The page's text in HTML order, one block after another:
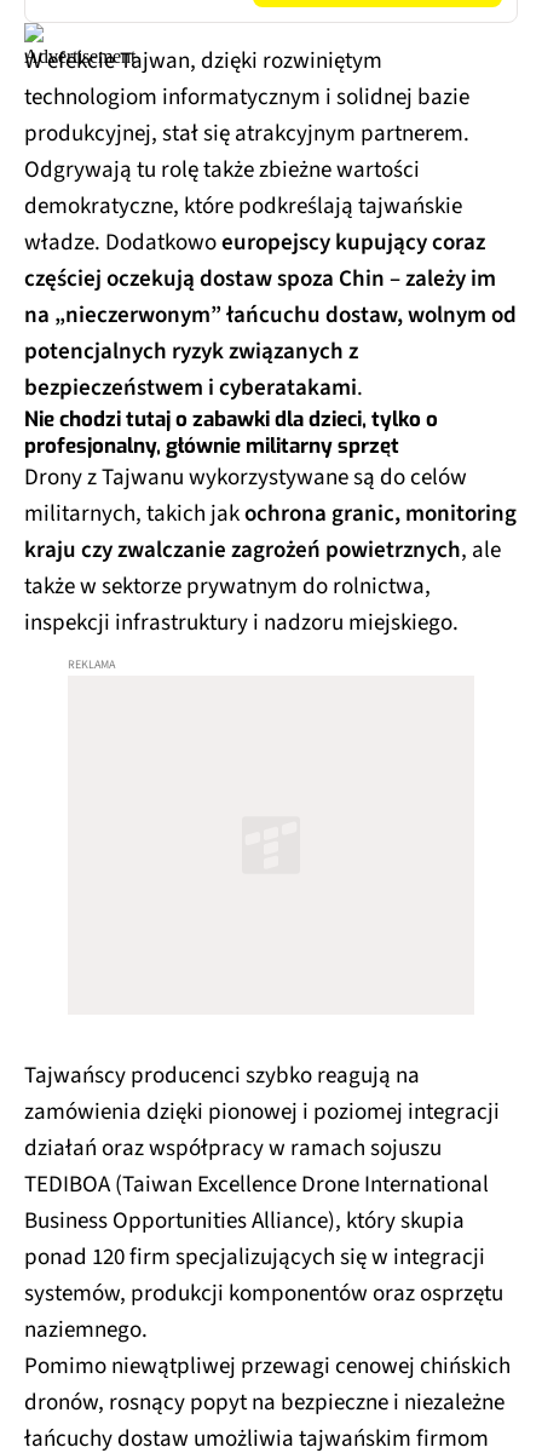
W efekcie Tajwan, dzięki rozwiniętym
technologiom informatycznym i solidnej bazie
produkcyjnej, stał się atrakcyjnym partnerem.
Odgrywają tu rolę także zbieżne wartości
demokratyczne, które podkreślają tajwańskie
władze. Dodatkowoeuropejscy kupujący coraz
częściej oczekują dostaw spoza Chin – zależy im
na „nieczerwonym” łańcuchu dostaw, wolnym od
potencjalnych ryzyk związanych z
bezpieczeństwem i cyberatakami.
Nie chodzi tutaj o zabawki dla dzieci, tylko o
profesjonalny, głównie militarny sprzęt
Drony z Tajwanu wykorzystywane są do celów
militarnych, takich jakochrona granic, monitoring
kraju czy zwalczanie zagrożeń powietrznych, ale
także w sektorze prywatnym do rolnictwa,
inspekcji infrastruktury i nadzoru miejskiego.
Tajwańscy producenci szybko reagują na
zamówienia dzięki pionowej i poziomej integracji
działań oraz współpracy w ramach sojuszu
TEDIBOA (Taiwan Excellence Drone International
Business Opportunities Alliance), który skupia
ponad 120 firm specjalizujących się w integracji
systemów, produkcji komponentów oraz osprzętu
naziemnego.
Pomimo niewątpliwej przewagi cenowej chińskich
dronów, rosnący popyt na bezpieczne i niezależne
łańcuchy dostaw umożliwia tajwańskim firmom